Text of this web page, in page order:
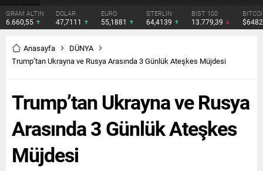
DOLAR
47,7111
EURO
55,1881
STERLİN
64,4139
BIST 100
13.779,39
BITCOIN
$64824
Anasayfa
DÜNYA
Trump’tan Ukrayna ve Rusya Arasında 3 Günlük Ateşkes Müjdesi
Trump’tan Ukrayna ve Rusya
Arasında 3 Günlük Ateşkes
Müjdesi